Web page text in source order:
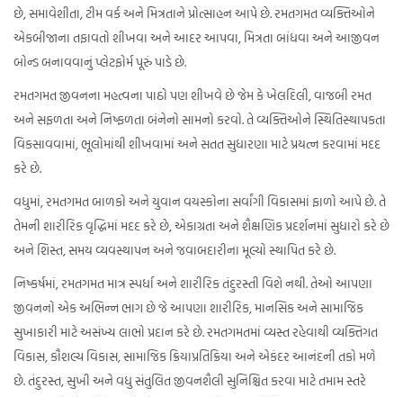
છે, સમાવેશીતા, ટીમ વર્ક અને મિત્રતાને પ્રોત્સાહન આપે છે. રમતગમત વ્યક્તિઓને
એકબીજાના તફાવતો શીખવા અને આદર આપવા, મિત્રતા બાંધવા અને આજીવન
બોન્ડ બનાવવાનું પ્લેટફોર્મ પૂરું પાડે છે.
રમતગમત જીવનના મહત્વના પાઠો પણ શીખવે છે જેમ કે ખેલદિલી, વાજબી રમત
અને સફળતા અને નિષ્ફળતા બંનેનો સામનો કરવો. તે વ્યક્તિઓને સ્થિતિસ્થાપકતા
વિકસાવવામાં, ભૂલોમાંથી શીખવામાં અને સતત સુધારણા માટે પ્રયત્ન કરવામાં મદદ
કરે છે.
વધુમાં, રમતગમત બાળકો અને યુવાન વયસ્કોના સર્વાંગી વિકાસમાં ફાળો આપે છે. તે
તેમની શારીરિક વૃદ્ધિમાં મદદ કરે છે, એકાગ્રતા અને શૈક્ષણિક પ્રદર્શનમાં સુધારો કરે છે
અને શિસ્ત, સમય વ્યવસ્થાપન અને જવાબદારીના મૂલ્યો સ્થાપિત કરે છે.
નિષ્કર્ષમાં, રમતગમત માત્ર સ્પર્ધા અને શારીરિક તંદુરસ્તી વિશે નથી. તેઓ આપણા
જીવનનો એક અભિન્ન ભાગ છે જે આપણા શારીરિક, માનસિક અને સામાજિક
સુખાકારી માટે અસંખ્ય લાભો પ્રદાન કરે છે. રમતગમતમાં વ્યસ્ત રહેવાથી વ્યક્તિગત
વિકાસ, કૌશલ્ય વિકાસ, સામાજિક ક્રિયાપ્રતિક્રિયા અને એકંદર આનંદની તકો મળે
છે. તંદુરસ્ત, સુખી અને વધુ સંતુલિત જીવનશૈલી સુનિશ્ચિત કરવા માટે તમામ સ્તરે